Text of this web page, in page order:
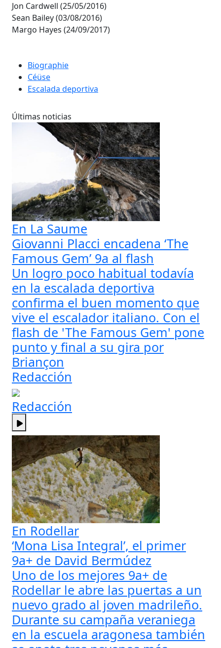
Jon Cardwell (25/05/2016)
Sean Bailey (03/08/2016)
Margo Hayes (24/09/2017)
Biographie
Céüse
Escalada deportiva
Últimas noticias
En La Saume
Giovanni Placci encadena ‘The
Famous Gem’ 9a al flash
Un logro poco habitual todavía
en la escalada deportiva
confirma el buen momento que
vive el escalador italiano. Con el
flash de 'The Famous Gem' pone
punto y final a su gira por
Briançon
Redacción
Redacción
En Rodellar
‘Mona Lisa Integral’, el primer
9a+ de David Bermúdez
Uno de los mejores 9a+ de
Rodellar le abre las puertas a un
nuevo grado al joven madrileño.
Durante su campaña veraniega
en la escuela aragonesa también